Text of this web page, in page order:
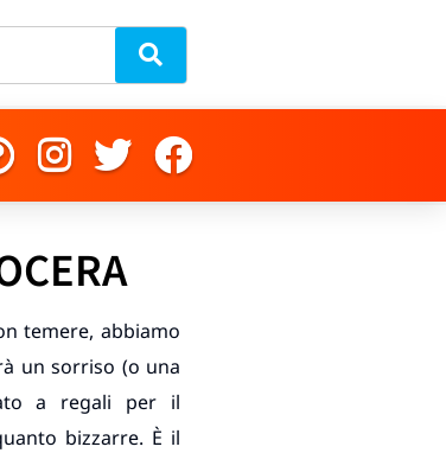
temere, abbiamo
un sorriso (o una
a regali per il
bizzarre. È il